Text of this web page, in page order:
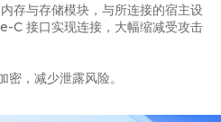
存与存储模块，与所连接的宿主设
C 接口实现连接，大幅缩减受攻击
，减少泄露风险。